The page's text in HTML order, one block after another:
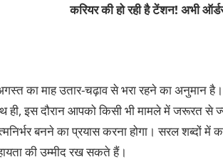
करियर की हो रही है टेंशन! अभी
का माह उतार-चढ़ाव से भरा रहने का अनुमान
ही, इस दौरान आपको किसी भी मामले में जरूरत से
बनने का प्रयास करना होगा। सरल शब्दों में
की उम्मीद रख सकते हैं।